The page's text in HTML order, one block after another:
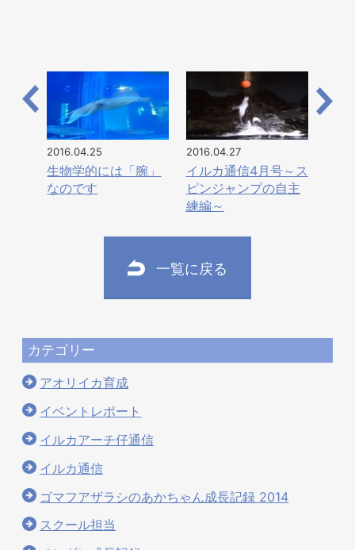
2016.04.25
生物学的には「腕」
なのです
2016.04.27
イルカ通信4月号～ス
ピンジャンプの自主
練編～
一覧に戻る
カテゴリー
アオリイカ育成
イベントレポート
イルカアーチ仔通信
イルカ通信
ゴマフアザラシのあかちゃん成長記録 2014
スクール担当